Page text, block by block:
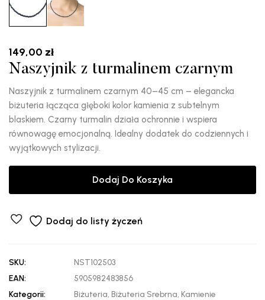
149,00 zł
Naszyjnik z turmalinem czarnym
Naszyjnik z turmalinem czarnym 40–45 cm – elegancka
biżuteria łącząca głęboki kolor kamienia z subtelnym
blaskiem. Czarny turmalin działa ochronnie i wspiera
równowagę emocjonalną. Idealny dodatek do codziennych i
wyjątkowych stylizacji.
Dodaj Do Koszyka
Dodaj do listy życzeń
SKU:
NST102503
EAN:
5905982483856
Kategorii:
Biżuteria, Biżuteria Srebrna, Kamienie